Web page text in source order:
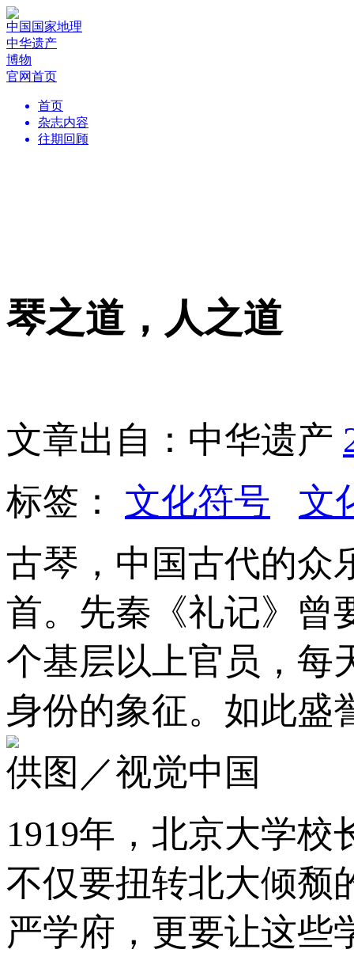
中国国家地理
中华遗产
博物
官网首页
首页
杂志内容
往期回顾
琴之道，人之道
文章出自：中华遗产
标签： 文化符号
文
古琴，中国古代的众
首。先秦《礼记》曾
个基层以上官员，每
身份的象征。如此盛
供图／视觉中国
1919年，北京大学
不仅要扭转北大倾颓
严学府，更要让这些